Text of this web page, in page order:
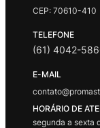
CEP: 70610-410
TELEFONE
(61) 4042-
E-MAIL
HORÁRIO DE
segunda a sexta